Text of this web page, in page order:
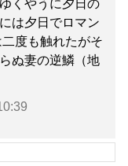
くやうに夕日の
は夕日でロマン
度も触れたがそ
ぬ妻の逆鱗（地